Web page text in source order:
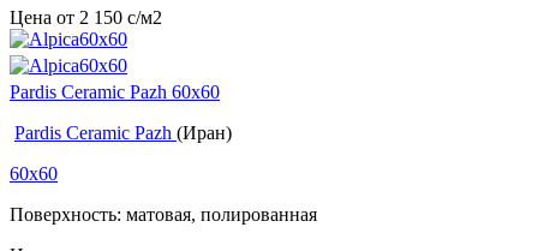
Цена от 2 150 c/м2
Pardis Ceramic Pazh 60x60
Pardis Ceramic Pazh (Иран)
60x60
Поверхность: матовая, полированная